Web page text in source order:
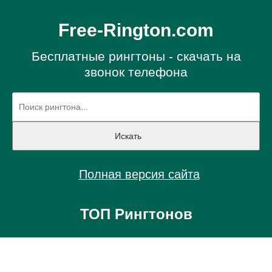
Free-Rington.com
Бесплатные рингтоны - скачать на
звонок телефона
Полная версия сайта
ТОП Рингтонов